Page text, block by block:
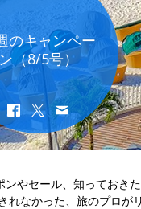
のキャンペー
ン（8/5号）
やセール、知っておき
れなかった、旅のプロが